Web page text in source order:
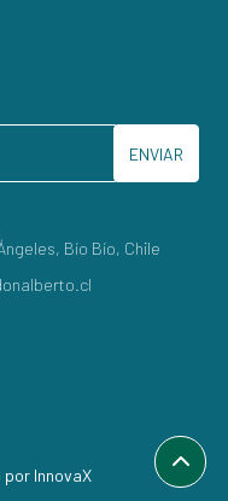
ENVIAR
Bío Bío, Chile
por InnovaX